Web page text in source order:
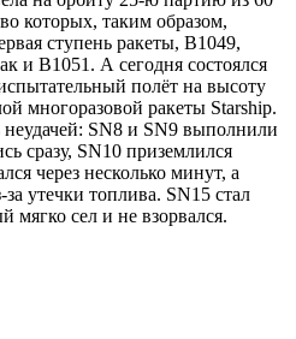
которых, таким образом,
ступень ракеты, B1049,
и B1051. А сегодня состоялся
полёт на высоту
многоразовой ракеты Starship.
SN8 и SN9 выполнили
сразу, SN10 приземлился
через несколько минут, а
за утечки топлива. SN15 стал
мягко сел и не взорвался.